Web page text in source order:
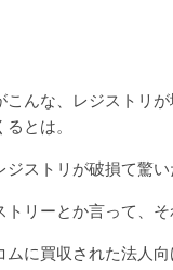
こんな、レジストリ
とは。
ジストリが破損て驚
トリーとか言って、
ムに買収された法人